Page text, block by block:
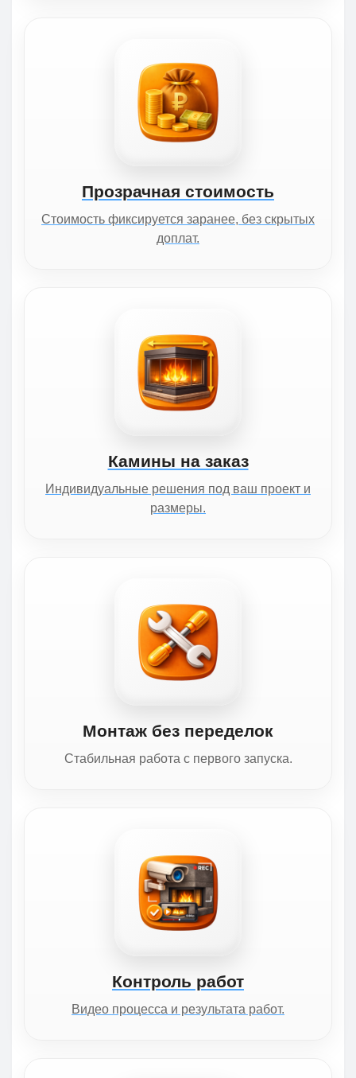
Прозрачная стоимость
Стоимость фиксируется заранее, без скрытых
доплат.
Камины на заказ
Индивидуальные решения под ваш проект и
размеры.
Монтаж без переделок
Стабильная работа с первого запуска.
Контроль работ
Видео процесса и результата работ.